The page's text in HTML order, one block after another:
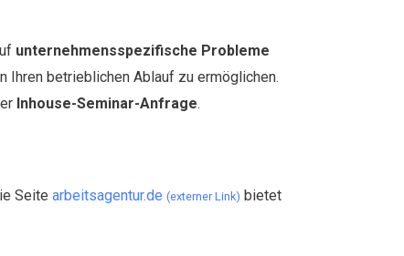
unternehmensspezifische Probleme
Ihren betrieblichen Ablauf zu ermöglichen.
Inhouse-Seminar-Anfrage.
Seite arbeitsagentur.de (externer Link) bietet